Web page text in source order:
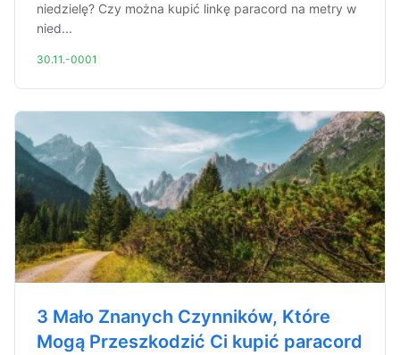
niedzielę? Czy można kupić linkę paracord na metry w
nied...
30.11.-0001
3 Mało Znanych Czynników, Które
Mogą Przeszkodzić Ci kupić paracord